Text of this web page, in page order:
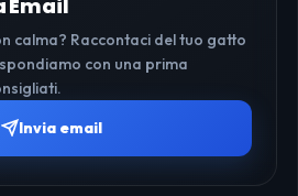
calma? Raccontaci del tuo gatto
con una prima
Invia email